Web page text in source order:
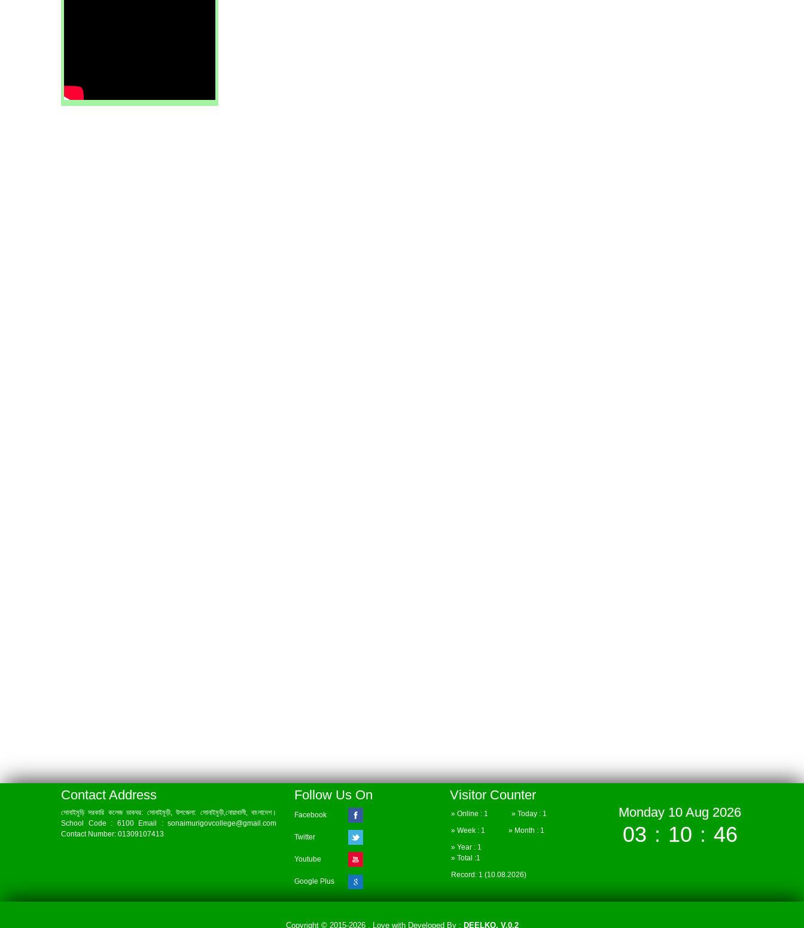
Contact Address
সোনাইমুড়ি সরকারি কলেজ ডাকঘর: সোনাইমুড়ী, উপজেলা: সোনাইমুড়ী,নোয়াখালী, বাংলাদেশ।
School Code : 6100 Email : sonaimurigovcollege@gmail.com
Contact Number: 01309107413
Follow Us On
Facebook
Twitter
Youtube
Google Plus
Visitor Counter
» Online : 1 » Today : 1
» Week : 1 » Month : 1
» Year : 1
» Total :1
Record: 1 (10.08.2026)
Monday 10 Aug 2026
03 : 10 : 46
Copyright © 2015-2026 . Love withDeveloped By : DEELKO. V.0.2